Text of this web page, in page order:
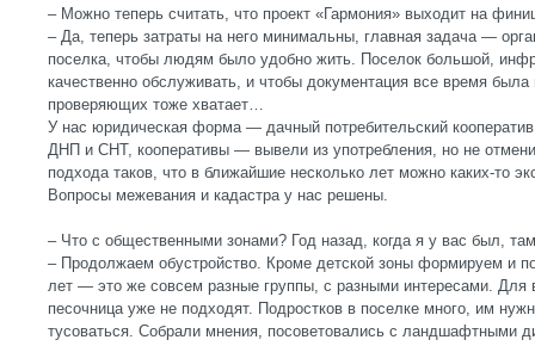
– Можно теперь считать, что проект «Гармония» выходит на
– Да, теперь затраты на него минимальны, главная задача —
поселка, чтобы людям было удобно жить. Поселок большой,
качественно обслуживать, и чтобы документация все время была
проверяющих тоже хватает…
У нас юридическая форма — дачный потребительский
ДНП и СНТ, кооперативы — вывели из употребления, но не
подхода таков, что в ближайшие несколько лет можно каких-то
Вопросы межевания и кадастра у нас решены.
– Что с общественными зонами? Год назад, когда я у вас был,
– Продолжаем обустройство. Кроме детской зоны формируем и
лет — это же совсем разные группы, с разными интересами. Для
песочница уже не подходят. Подростков в поселке много, им
тусоваться. Собрали мнения, посоветовались с ландшафтными